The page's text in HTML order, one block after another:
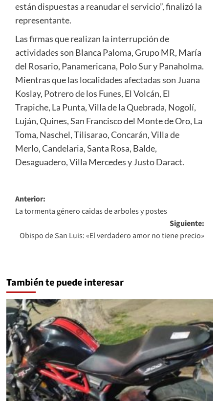
están dispuestas a reanudar el servicio”, finalizó la
representante.
Las firmas que realizan la interrupción de
actividades son Blanca Paloma, Grupo MR, María
del Rosario, Panamericana, Polo Sur y Panaholma.
Mientras que las localidades afectadas son Juana
Koslay, Potrero de los Funes, El Volcán, El
Trapiche, La Punta, Villa de la Quebrada, Nogolí,
Luján, Quines, San Francisco del Monte de Oro, La
Toma, Naschel, Tilisarao, Concarán, Villa de
Merlo, Candelaria, Santa Rosa, Balde,
Desaguadero, Villa Mercedes y Justo Daract.
Navegación
de
entradas
Anterior:
La tormenta género caidas de arboles y postes
Siguiente:
Obispo de San Luis: «El verdadero amor no tiene precio»
También te puede interesar